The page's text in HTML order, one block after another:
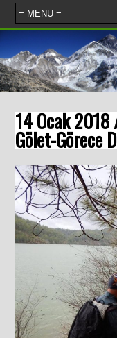
14 Ocak 2018
Gölet-Görece